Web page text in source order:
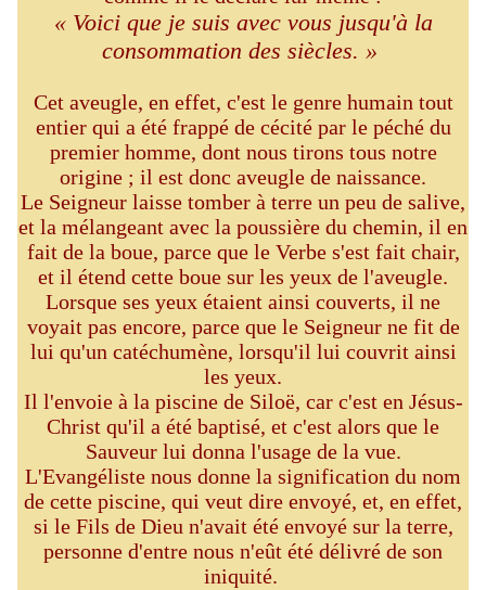
« Voici que je suis avec vous jusqu'à la
consommation des siècles. »
Cet aveugle, en effet, c'est le genre humain tout
entier qui a été frappé de cécité par le péché du
premier homme, dont nous tirons tous notre
origine ; il est donc aveugle de naissance.
Le Seigneur laisse tomber à terre un peu de salive,
et la mélangeant avec la poussière du chemin, il en
fait de la boue, parce que le Verbe s'est fait chair,
et il étend cette boue sur les yeux de l'aveugle.
Lorsque ses yeux étaient ainsi couverts, il ne
voyait pas encore, parce que le Seigneur ne fit de
lui qu'un catéchumène, lorsqu'il lui couvrit ainsi
les yeux.
Il l'envoie à la piscine de Siloë, car c'est en Jésus-
Christ qu'il a été baptisé, et c'est alors que le
Sauveur lui donna l'usage de la vue.
L'Evangéliste nous donne la signification du nom
de cette piscine, qui veut dire envoyé, et, en effet,
si le Fils de Dieu n'avait été envoyé sur la terre,
personne d'entre nous n'eût été délivré de son
iniquité.